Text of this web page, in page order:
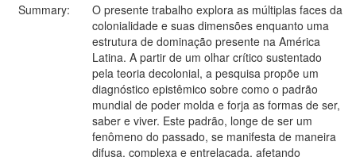
Summary:
O presente trabalho explora as múltiplas faces da
colonialidade e suas dimensões enquanto uma
estrutura de dominação presente na América
Latina. A partir de um olhar crítico sustentado
pela teoria decolonial, a pesquisa propõe um
diagnóstico epistêmico sobre como o padrão
mundial de poder molda e forja as formas de ser,
saber e viver. Este padrão, longe de ser um
fenômeno do passado, se manifesta de maneira
difusa, complexa e entrelaçada, afetando